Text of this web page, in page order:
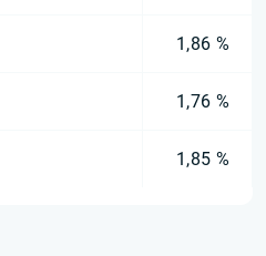
1,86 %
1,76 %
1,85 %